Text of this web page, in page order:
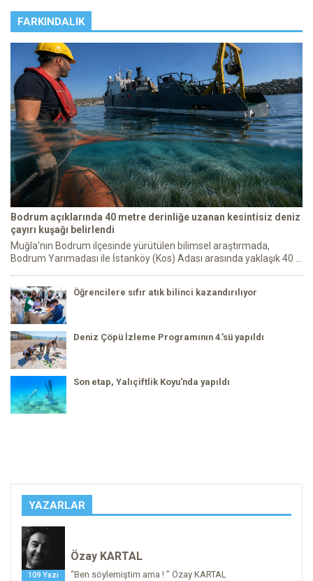
FARKINDALIK
Bodrum açıklarında 40 metre derinliğe uzanan kesintisiz deniz
çayırı kuşağı belirlendi
Muğla'nın Bodrum ilçesinde yürütülen bilimsel araştırmada,
Bodrum Yarımadası ile İstanköy (Kos) Adası arasında yaklaşık 40 ...
Öğrencilere sıfır atık bilinci kazandırılıyor
Deniz Çöpü İzleme Programının 4.’sü yapıldı
Son etap, Yalıçiftlik Koyu'nda yapıldı
YAZARLAR
109 Yazı
Özay KARTAL
“Ben söylemiştim ama ! ” Özay KARTAL